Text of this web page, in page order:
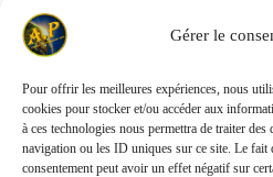
Gérer le
Pour offrir les meilleures expériences, nous
cookies pour stocker et/ou accéder aux
à ces technologies nous permettra de traiter
navigation ou les ID uniques sur ce site. Le fait
consentement peut avoir un effet négatif sur
Elles sont utilisées uniquement
pièces.
Copyright © 2026 - ALL